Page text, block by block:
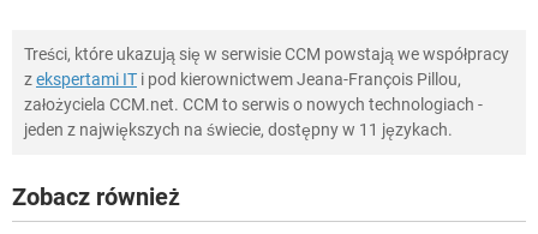
Treści, które ukazują się w serwisie CCM powstają we współpracy
zekspertami IT i pod kierownictwem Jeana-François Pillou,
założyciela CCM.net. CCM to serwis o nowych technologiach -
jeden z największych na świecie, dostępny w 11 językach.
Zobacz również